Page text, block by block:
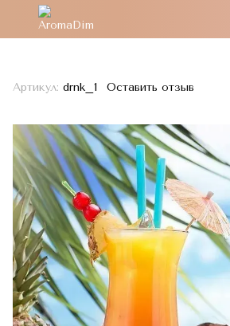
Артикул: drnk_1 Оставить отзыв